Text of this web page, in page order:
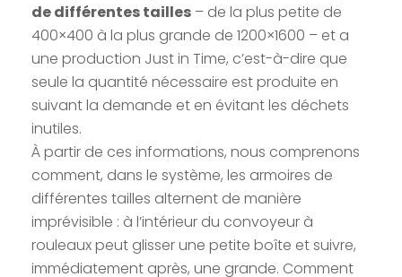
de différentes tailles – de la plus petite de
400×400 à la plus grande de 1200×1600 – et a
une production Just in Time, c’est-à-dire que
seule la quantité nécessaire est produite en
suivant la demande et en évitant les déchets
inutiles.
À partir de ces informations, nous comprenons
comment, dans le système, les armoires de
différentes tailles alternent de manière
imprévisible : à l’intérieur du convoyeur à
rouleaux peut glisser une petite boîte et suivre,
immédiatement après, une grande. Comment